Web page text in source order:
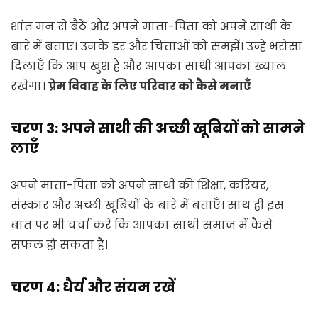
शांत मन से बैठें और अपने माता-पिता को अपने साथी के
बारे में बताएं। उनके डर और चिंताओं को समझें। उन्हें भरोसा
दिलाएँ कि आप खुश हैं और आपका साथी आपका ख्याल
रखेगा। प्रेम विवाह के लिए परिवार को कैसे मनाएँ
चरण 3: अपने साथी की अच्छी खूबियों को सामने
लाएँ
अपने माता-पिता को अपने साथी की शिक्षा, करियर,
संस्कार और अच्छी खूबियों के बारे में बताएँ। साथ ही इस
बात पर भी चर्चा करें कि आपका साथी समाज में कैसे
सफल हो सकता है।
चरण 4: धैर्य और संयम रखें